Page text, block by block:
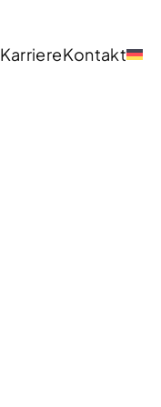
KarriereKontakt